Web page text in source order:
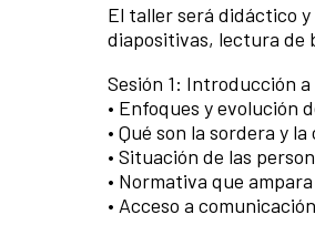
El taller será didáctico
diapositivas, lectura de
Sesión 1: Introducción
• Enfoques y evolución
• Qué son la sordera y la
• Situación de las
• Normativa que
• Acceso a